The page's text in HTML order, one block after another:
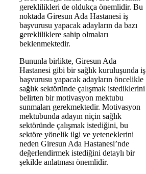
gereklilikleri de oldukça önemlidir. Bu
noktada Giresun Ada Hastanesi iş
başvurusu yapacak adayların da bazı
gerekliliklere sahip olmaları
beklenmektedir.
Bununla birlikte, Giresun Ada
Hastanesi gibi bir sağlık kuruluşunda iş
başvurusu yapacak adayların öncelikle
sağlık sektöründe çalışmak istediklerini
belirten bir motivasyon mektubu
sunmaları gerekmektedir. Motivasyon
mektubunda adayın niçin sağlık
sektöründe çalışmak istediğini, bu
sektöre yönelik ilgi ve yeteneklerini
neden Giresun Ada Hastanesi’nde
değerlendirmek istediğini detaylı bir
şekilde anlatması önemlidir.